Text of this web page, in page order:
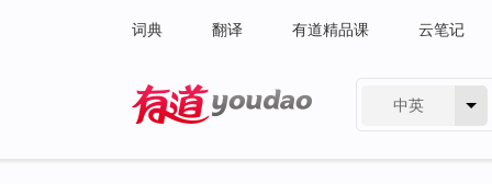
词典 翻译 有道精品课 云笔记
中英